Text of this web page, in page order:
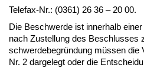
Te­le­fax-Nr.: (0361) 26 36 – 20 00.
Die Be­schwer­de ist in­ner­halb
nach Zu­stel­lung des Be­schlus­ses
schwer­de­be­gründung müssen die
Nr. 2 dar­ge­legt oder die